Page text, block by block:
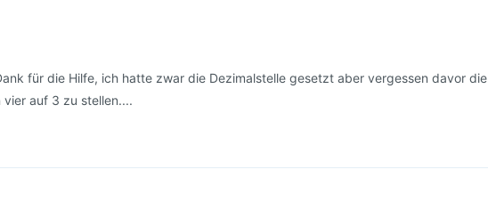
für die Hilfe, ich hatte zwar die Dezimalstelle gesetzt aber vergessen davor die
auf 3 zu stellen....